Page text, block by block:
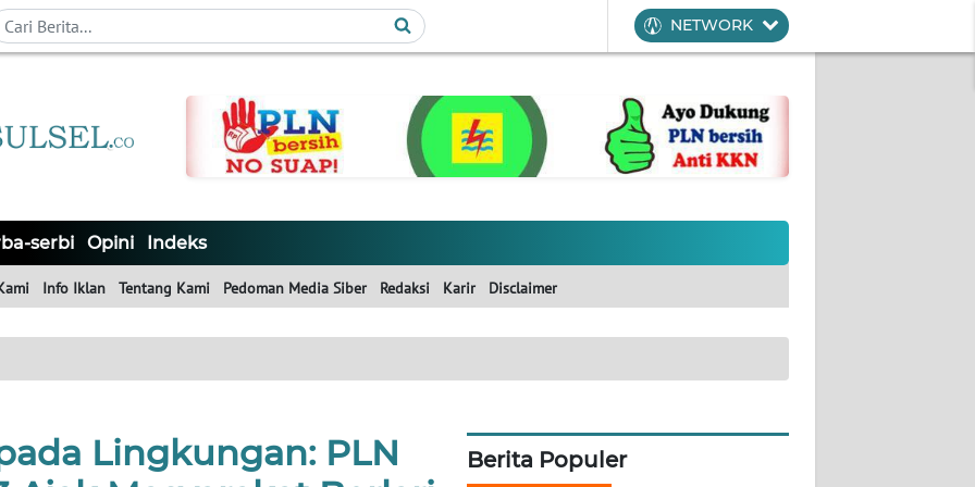
NETWORK
serbi Opini Indeks
Info Iklan Tentang Kami Pedoman Media Siber Redaksi Karir Disclaimer
Lingkungan: PLN
Berita Populer